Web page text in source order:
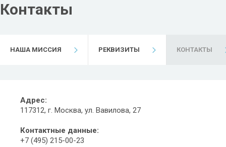
Контакты
НАША МИССИЯ РЕКВИЗИТЫ КОНТАКТЫ
Адрес:
117312, г. Москва, ул. Вавилова, 27
Контактные данные:
+7 (495) 215-00-23